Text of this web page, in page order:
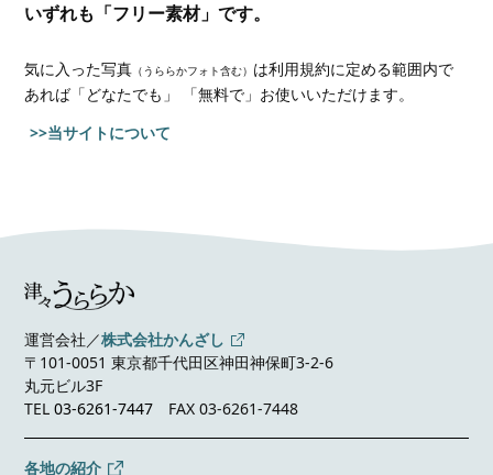
いずれも「フリー素材」です。
気に入った写真 （うららかフォト含む） は利用規約に定める範囲内で
あれば「どなたでも」 「無料で」お使いいただけます。
>>当サイトについて
運営会社／株式会社かんざし
〒101-0051 東京都千代田区神田神保町3-2-6
丸元ビル3F
TEL03-6261-7447 FAX 03-6261-7448
各地の紹介